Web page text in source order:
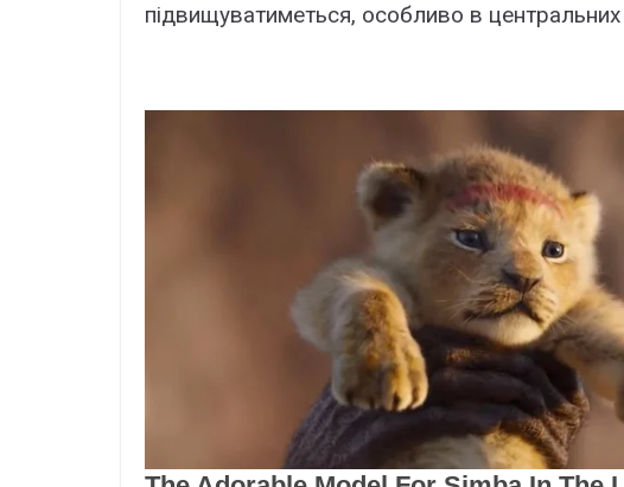
підвищуватиметься, особливо в центральних